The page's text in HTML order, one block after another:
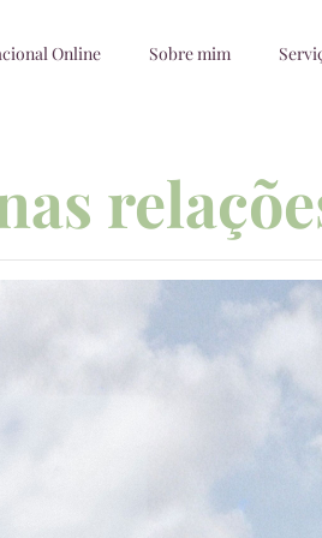
Online Sobre mim